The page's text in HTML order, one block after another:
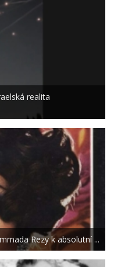
realita
Rezy k absolutní ...